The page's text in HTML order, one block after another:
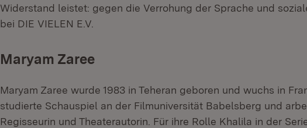
Widerstand leistet: gegen die Verrohung der Sprache und
bei DIE VIELEN E.V.
Maryam Zaree
Maryam Zaree wurde 1983 in Teheran geboren und wuchs in
studierte Schauspiel an der Filmuniversität Babelsberg und
Regisseurin und Theaterautorin. Für ihre Rolle Khalila in der